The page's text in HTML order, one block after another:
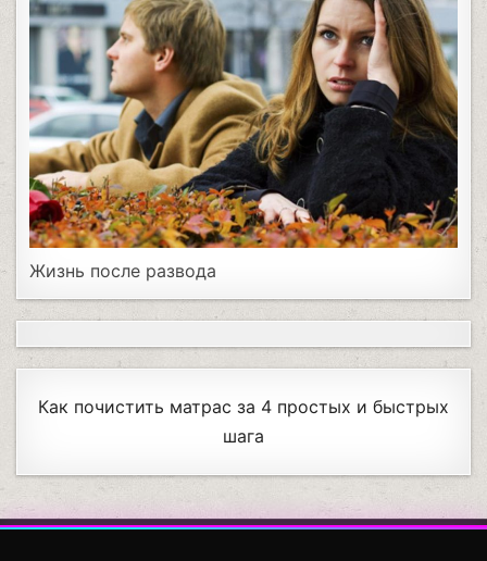
Жизнь после развода
Как почистить матрас за 4 простых и быстрых
шага